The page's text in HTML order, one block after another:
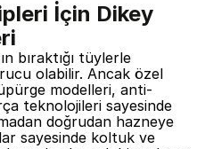
İçin Dikey
bıraktığı tüylerle
olabilir. Ancak özel
modelleri, anti-
teknolojileri sayesinde
doğrudan hazneye
sayesinde koltuk ve